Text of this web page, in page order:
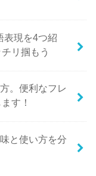
表現を4つ紹
リ掴もう
。便利なフレ
す！
と使い方を分